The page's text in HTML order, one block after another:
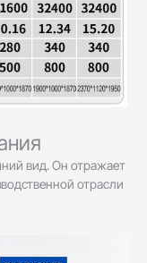
вид. Он отражает
отрасли